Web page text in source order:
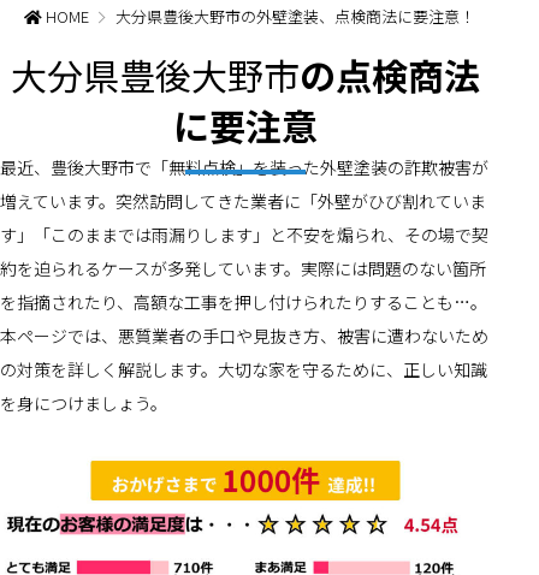
HOME 大分県豊後大野市の外壁塗装、点検商法に要注意！
大分県豊後大野市の点検商法
に要注意
最近、豊後大野市で「無料点検」を装った外壁塗装の詐欺被害が
増えています。突然訪問してきた業者に「外壁がひび割れていま
す」「このままでは雨漏りします」と不安を煽られ、その場で契
約を迫られるケースが多発しています。実際には問題のない箇所
を指摘されたり、高額な工事を押し付けられたりすることも…。
本ページでは、悪質業者の手口や見抜き方、被害に遭わないため
の対策を詳しく解説します。大切な家を守るために、正しい知識
を身につけましょう。